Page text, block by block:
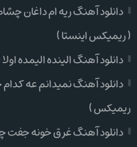
دانلود آهنگ ریه ام داغان
( ریمیکس اینستا )
دانلود آهنگ الینده الیمده
دانلود آهنگ نمیدانم عه کدام
ریمیکس )
دانلود آهنگ غرق خونه جفت